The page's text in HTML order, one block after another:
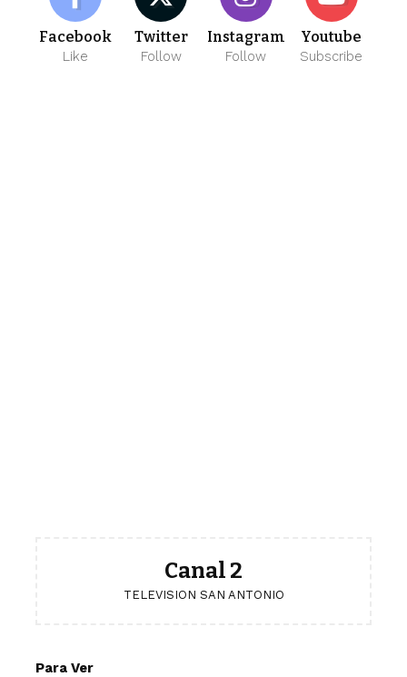
Facebook
Like
Twitter
Follow
Instagram
Follow
Youtube
Subscribe
Canal 2
TELEVISION SAN ANTONIO
Para Ver